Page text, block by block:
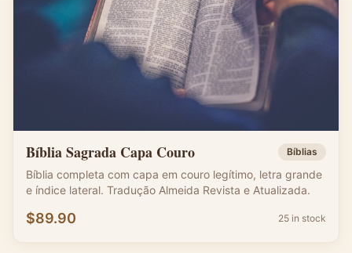
Bíblia Sagrada Capa Couro Bíblias
Bíblia completa com capa em couro legítimo, letra grande
e índice lateral. Tradução Almeida Revista e Atualizada.
$89.90 25 in stock